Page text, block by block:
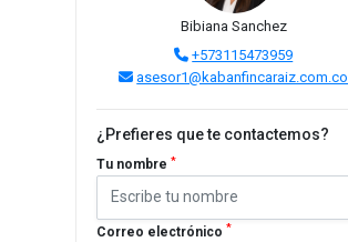
Bibiana Sanchez
+573115473959
asesor1@kabanfincaraiz.com.co
¿Prefieres que te contactemos?
Tu nombre *
Correo electrónico *